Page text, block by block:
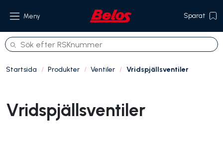
Meny Sparat
Om oss
Startsida Produkter Ventiler Vridspjällsventiler
Vridspjällsventiler